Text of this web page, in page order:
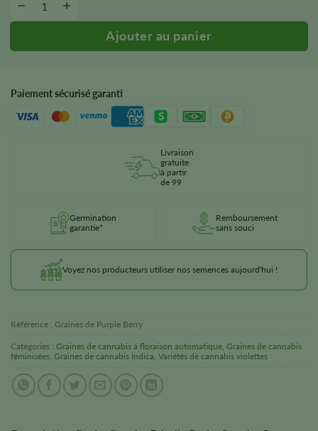
-
Paiement sécurisé garanti
Livraison
gratuite
à partir
de 99
Germination
garantie*
Remboursement
sans souci
Voyez nos producteurs utiliser nos semences aujourd'hui !
Référence : Graines de Purple Berry
Catégories : Graines de cannabis à floraison automatique, Graines de cannabis
féminisées, Graines de cannabis Indica, Variétés de cannabis violettes